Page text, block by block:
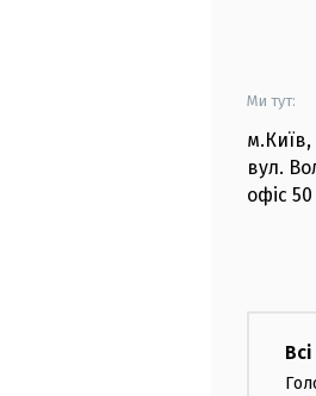
Ми тут:
м.Київ,
вул.
офіс 50